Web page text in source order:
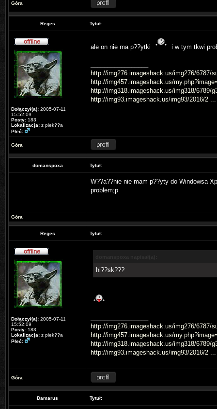
Góra
Reges Tytuł:
Dołączył(a): 2005-07-11
15:52:09
Posty: 183
Lokalizacja: z piek??a
Płeć:
ale on nie ma p??ytki i w tym tkwi
http://img276.imageshack.us/img276/6787/
http://img457.imageshack.us/
http://img318.imageshack.us/img318/6789/
http://img93.imageshack.us/img93/2016/2
Góra
domanspoxa Tytuł:
W??a??nie nie mam p??yty do Windowsa
problem;p
Góra
Reges Tytuł:
Dołączył(a): 2005-07-11
15:52:09
Posty: 183
Lokalizacja: z piek??a
Płeć:
hi??sk???
http://img276.imageshack.us/img276/6787/
http://img457.imageshack.us/
http://img318.imageshack.us/img318/6789/
http://img93.imageshack.us/img93/2016/2
Góra
Damarus Tytuł: